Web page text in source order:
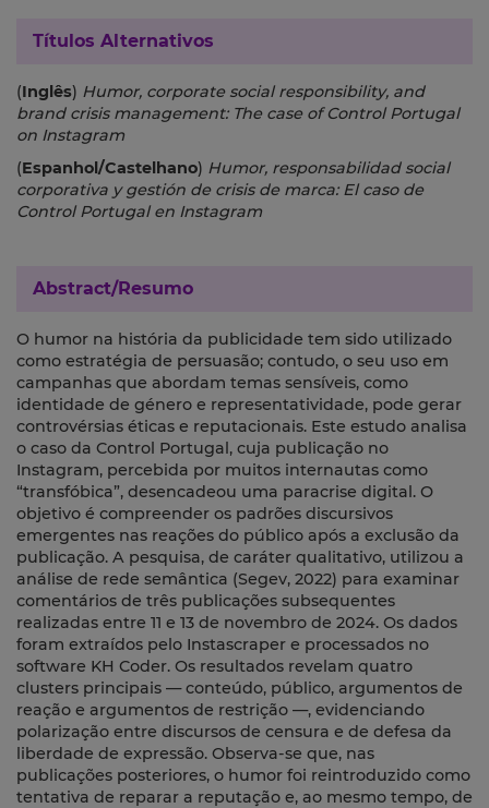
Títulos Alternativos
(Inglês) Humor, corporate social responsibility, and
brand crisis management: The case of Control Portugal
on Instagram
(Espanhol/Castelhano) Humor, responsabilidad social
corporativa y gestión de crisis de marca: El caso de
Control Portugal en Instagram
Abstract/Resumo
O humor na história da publicidade tem sido utilizado
como estratégia de persuasão; contudo, o seu uso em
campanhas que abordam temas sensíveis, como
identidade de género e representatividade, pode gerar
controvérsias éticas e reputacionais. Este estudo analisa
o caso da Control Portugal, cuja publicação no
Instagram, percebida por muitos internautas como
“transfóbica”, desencadeou uma paracrise digital. O
objetivo é compreender os padrões discursivos
emergentes nas reações do público após a exclusão da
publicação. A pesquisa, de caráter qualitativo, utilizou a
análise de rede semântica (Segev, 2022) para examinar
comentários de três publicações subsequentes
realizadas entre 11 e 13 de novembro de 2024. Os dados
foram extraídos pelo Instascraper e processados no
software KH Coder. Os resultados revelam quatro
clusters principais — conteúdo, público, argumentos de
reação e argumentos de restrição —, evidenciando
polarização entre discursos de censura e de defesa da
liberdade de expressão. Observa-se que, nas
publicações posteriores, o humor foi reintroduzido como
tentativa de reparar a reputação e, ao mesmo tempo, de